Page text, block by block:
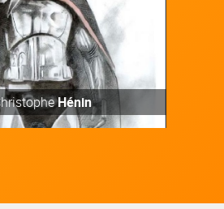
Hénin